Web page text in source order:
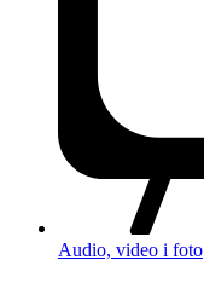
Audio, video i foto